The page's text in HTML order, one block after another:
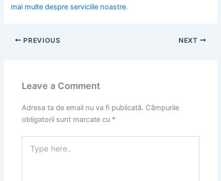
mai multe despre serviciile noastre.
PREVIOUS NEXT
Leave a Comment
Adresa ta de email nu va fi publicată. Câmpurile
obligatorii sunt marcate cu *
here..